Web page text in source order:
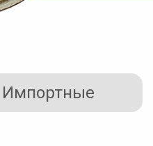
Импортные